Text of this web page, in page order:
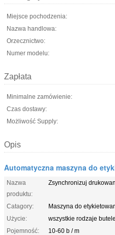
Miejsce pochodzenia:
Nazwa handlowa:
Orzecznictwo:
Numer modelu:
Zapłata
Minimalne zamówienie:
Czas dostawy:
Możliwość Supply:
Opis
Automatyczna maszyna do
Nazwa
produktu:
Zsynchronizuj
Catagory:
Maszyna do
Użycie:
wszystkie rodzaje
Pojemność:
10-60 b / m